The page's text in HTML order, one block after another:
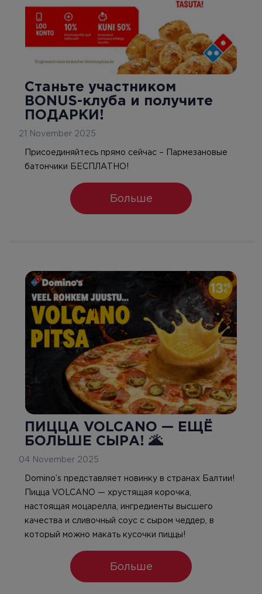
Станьте участником
BONUS-клуба и получите
ПОДАРКИ!
21 November 2025
Присоединяйтесь прямо сейчас – Пармезановые
батончики БЕСПЛАТНО!
Больше
ПИЦЦА VOLCANO — ЕЩЁ
БОЛЬШЕ СЫРА! 🌋
04 November 2025
Domino’s представляет новинку в странах Балтии!
Пицца VOLCANO — хрустящая корочка,
настоящая моцарелла, ингредиенты высшего
качества и сливочный соус с сыром чеддер, в
который можно макать кусочки пиццы!
Больше